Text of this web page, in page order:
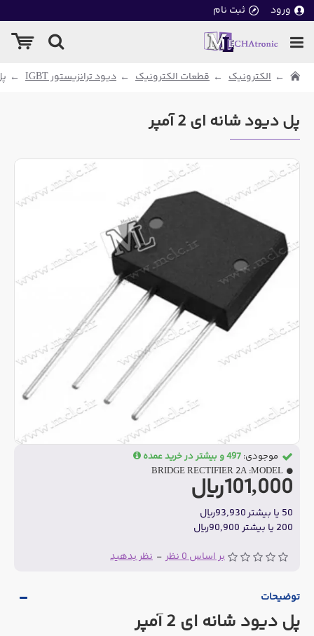
ورود ثبت نام
الکترونیک قطعات الکترونیک دیود ترانزیستور IGBT
پل دیود شانه ای 2 آمپر
بر اساس 0 نظر - نظر بدهید
101,000ریال
50 یا بیشتر 93,930ریال
200 یا بیشتر 90,900ریال
موجودی: 497 و بیشتر در خرید عمده
MODEL:
BRIDGE RECTIFIER 2A
توضیحات
پل دیود شانه ای 2 آمپر